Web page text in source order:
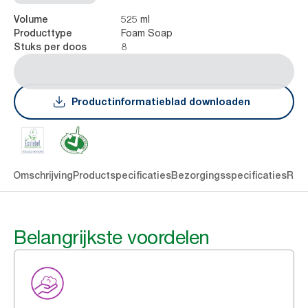
Volume 525 ml
Producttype Foam Soap
Stuks per doos 8
Productinformatieblad downloaden
OmschrijvingProductspecificatiesBezorgingsspecificaties
Belangrijkste voordelen